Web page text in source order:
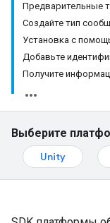
Предварительные
Создайте тип
Установка с
Добавьте
Получите
Выберите
Unity